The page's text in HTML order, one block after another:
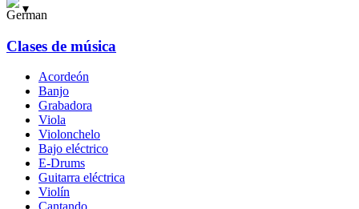
▾
Clases de música
Acordeón
Banjo
Grabadora
Viola
Violonchelo
Bajo eléctrico
E-Drums
Guitarra eléctrica
Violín